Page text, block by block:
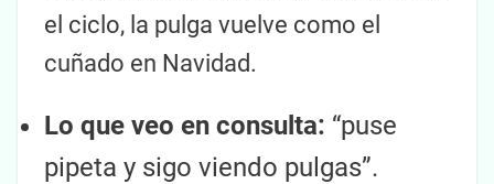
el ciclo, la pulga vuelve como el
cuñado en Navidad.
Lo que veo en consulta: “puse
pipeta y sigo viendo pulgas”.